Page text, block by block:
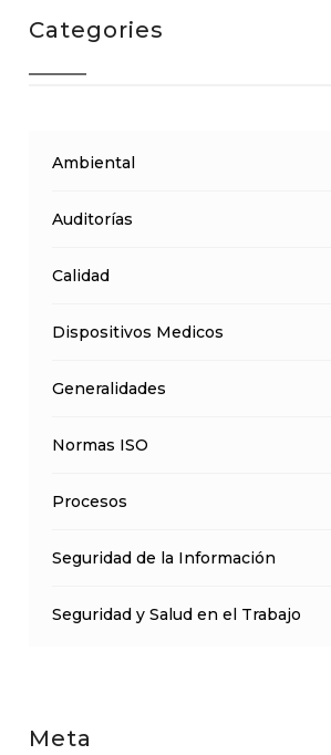
Categories
Ambiental
Auditorías
Calidad
Dispositivos Medicos
Generalidades
Normas ISO
Procesos
Seguridad de la Información
Seguridad y Salud en el Trabajo
Meta